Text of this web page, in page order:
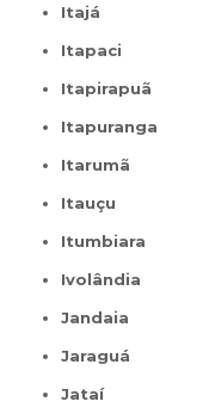
Itajá
Itapaci
Itapirapuã
Itapuranga
Itarumã
Itauçu
Itumbiara
Ivolândia
Jandaia
Jaraguá
Jataí